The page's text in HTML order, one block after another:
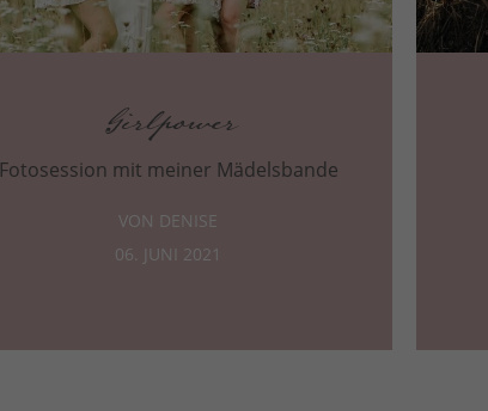
Girlpower
Fotosession mit meiner Mädelsbande
VON DENISE
06. JUNI 2021